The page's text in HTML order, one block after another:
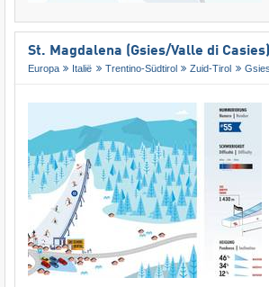
St. Magdalena (Gsies/​Valle di Casies)
Europa Italië Trentino-Südtirol Zuid-Tirol